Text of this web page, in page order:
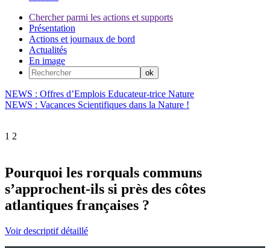
Chercher parmi les actions et supports
Présentation
Actions et journaux de bord
Actualités
En image
NEWS : Offres d’Emplois Educateur-trice Nature
NEWS : Vacances Scientifiques dans la Nature !
1 2
Pourquoi les rorquals communs
s’approchent-ils si près des côtes
atlantiques françaises ?
Voir descriptif détaillé